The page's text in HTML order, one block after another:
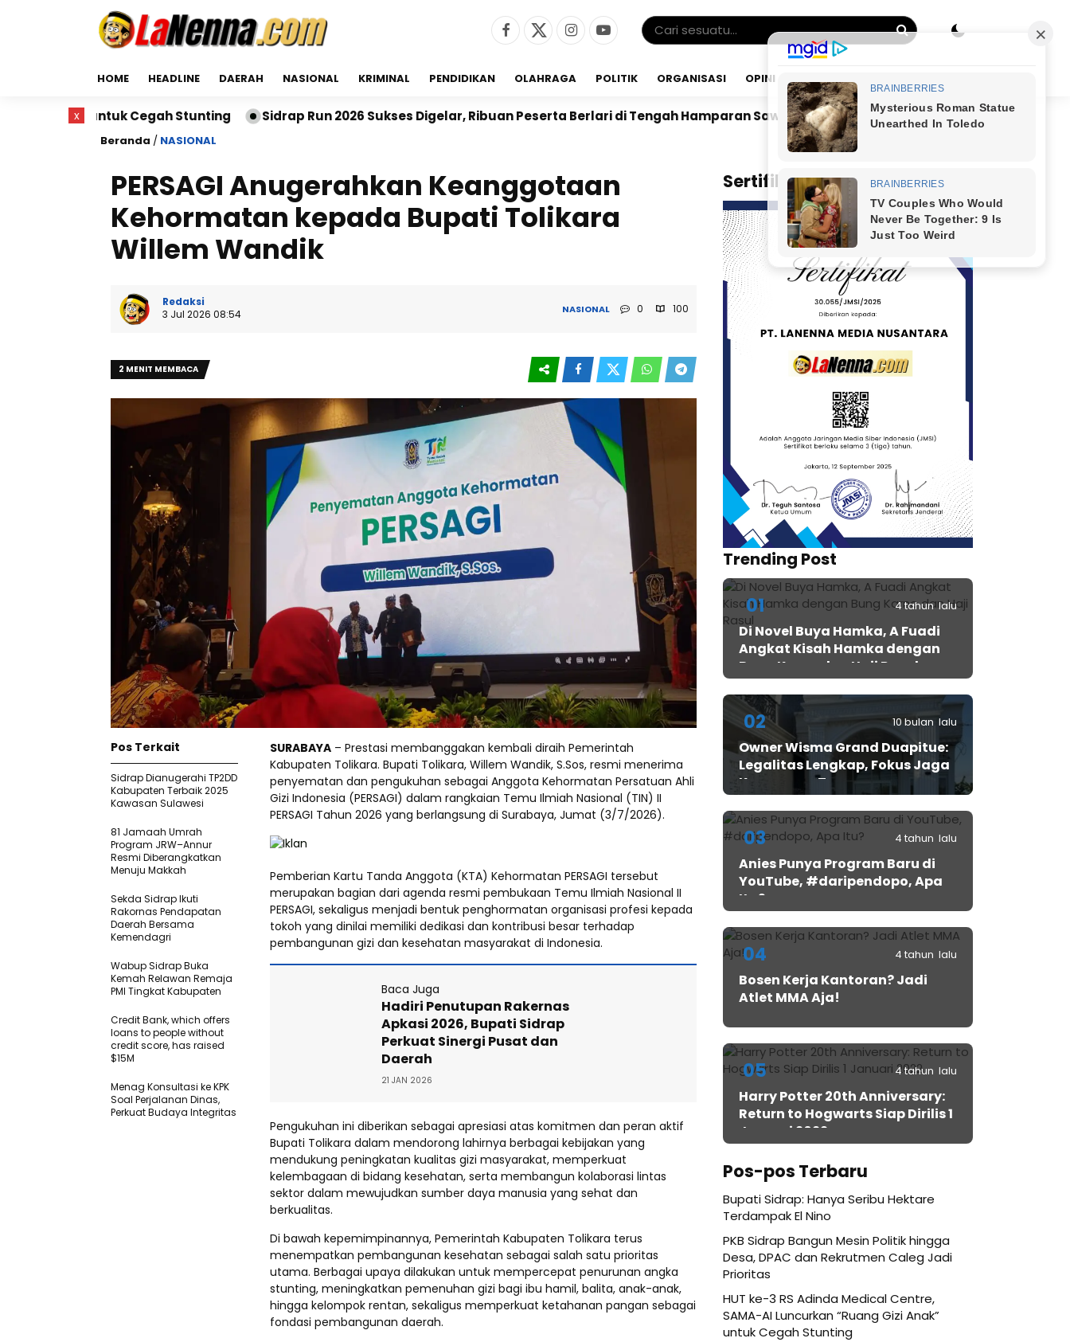
HOME HEADLINE DAERAH NASIONAL KRIMINAL PENDIDIKAN OLAHRAGA POLITIK ORGANISASI OPINI
Cegah Stunting Sidrap Run 2026 Sukses Digelar, Ribuan Peserta Berlari di Tengah Hamparan Sawah Dr. Bunyamin Yapid di Kairo: Tak Mampu Kelola
Beranda / NASIONAL
PERSAGI Anugerahkan Keanggotaan
Kehormatan kepada Bupati Tolikara
Willem Wandik
Redaksi
3 Jul 2026 08:54
NASIONAL 0 100
2 MENIT MEMBACA
SURABAYA – Prestasi membanggakan kembali diraih Pemerintah
Kabupaten Tolikara. Bupati Tolikara, Willem Wandik, S.Sos, resmi menerima
penyematan dan pengukuhan sebagai Anggota Kehormatan Persatuan Ahli
Gizi Indonesia (PERSAGI) dalam rangkaian Temu Ilmiah Nasional (TIN) II
PERSAGI Tahun 2026 yang berlangsung di Surabaya, Jumat (3/7/2026).
Pemberian Kartu Tanda Anggota (KTA) Kehormatan PERSAGI tersebut
merupakan bagian dari agenda resmi pembukaan Temu Ilmiah Nasional II
PERSAGI, sekaligus menjadi bentuk penghormatan organisasi profesi kepada
tokoh yang dinilai memiliki dedikasi dan kontribusi besar terhadap
pembangunan gizi dan kesehatan masyarakat di Indonesia.
Baca Juga
Hadiri Penutupan Rakernas
Apkasi 2026, Bupati Sidrap
Perkuat Sinergi Pusat dan
Daerah
21 JAN 2026
Pengukuhan ini diberikan sebagai apresiasi atas komitmen dan peran aktif
Bupati Tolikara dalam mendorong lahirnya berbagai kebijakan yang
mendukung peningkatan kualitas gizi masyarakat, memperkuat
kelembagaan di bidang kesehatan, serta membangun kolaborasi lintas
sektor dalam mewujudkan sumber daya manusia yang sehat dan
berkualitas.
Di bawah kepemimpinannya, Pemerintah Kabupaten Tolikara terus
menempatkan pembangunan kesehatan sebagai salah satu prioritas
utama. Berbagai upaya dilakukan untuk mempercepat penurunan angka
stunting, meningkatkan pemenuhan gizi bagi ibu hamil, balita, anak-anak,
hingga kelompok rentan, sekaligus memperkuat ketahanan pangan sebagai
fondasi pembangunan daerah.
Pos Terkait
Sidrap Dianugerahi TP2DD
Kabupaten Terbaik 2025
Kawasan Sulawesi
81 Jamaah Umrah
Program JRW–Annur
Resmi Diberangkatkan
Menuju Makkah
Sekda Sidrap Ikuti
Rakornas Pendapatan
Daerah Bersama
Kemendagri
Wabup Sidrap Buka
Kemah Relawan Remaja
PMI Tingkat Kabupaten
Credit Bank, which offers
loans to people without
credit score, has raised
$15M
Menag Konsultasi ke KPK
Soal Perjalanan Dinas,
Perkuat Budaya Integritas
Sertifikat JMSI
Trending Post
01 4 tahun lalu
Di Novel Buya Hamka, A Fuadi
Angkat Kisah Hamka dengan
Bung Karno dan Haji Rasul
02 10 bulan lalu
Owner Wisma Grand Duapitue:
Legalitas Lengkap, Fokus Jaga
Keamanan Tamu
03 4 tahun lalu
Anies Punya Program Baru di
YouTube, #daripendopo, Apa
Itu?
04 4 tahun lalu
Bosen Kerja Kantoran? Jadi
Atlet MMA Aja!
05 4 tahun lalu
Harry Potter 20th Anniversary:
Return to Hogwarts Siap Dirilis 1
Januari 2022
Pos-pos Terbaru
Bupati Sidrap: Hanya Seribu Hektare
Terdampak El Nino
PKB Sidrap Bangun Mesin Politik hingga
Desa, DPAC dan Rekrutmen Caleg Jadi
Prioritas
HUT ke-3 RS Adinda Medical Centre,
SAMA-AI Luncurkan “Ruang Gizi Anak”
untuk Cegah Stunting
x x